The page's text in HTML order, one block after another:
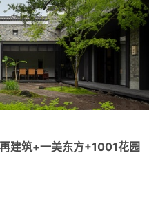
建筑+一美东方+1001花园